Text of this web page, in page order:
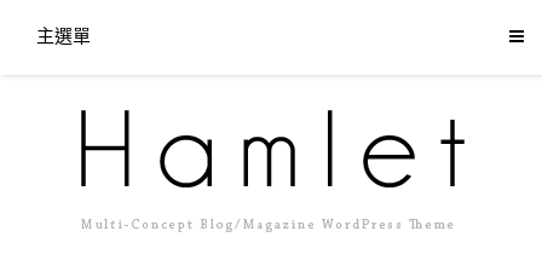
主選單